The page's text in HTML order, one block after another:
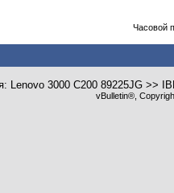
Часовой
Lenovo 3000 C200 89225JG >>
vBulletin®,